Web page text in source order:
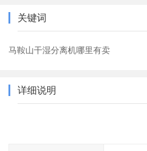
关键词
马鞍山干湿分离机哪里有卖
详细说明